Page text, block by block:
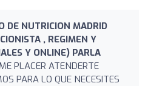
DE NUTRICION MADRID
, REGIMEN Y
Y ONLINE) PARLA
PLACER ATENDERTE
PARA LO QUE NECESITES